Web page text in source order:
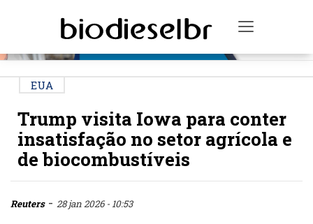
Toggle
EUA
Trump visita Iowa para conter
insatisfação no setor agrícola e
de biocombustíveis
Reuters- 28 jan 2026 - 10:53